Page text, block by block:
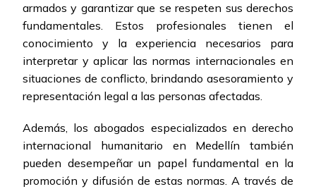
armados y garantizar que se respeten sus derechos
fundamentales. Estos profesionales tienen el
conocimiento y la experiencia necesarios para
interpretar y aplicar las normas internacionales en
situaciones de conflicto, brindando asesoramiento y
representación legal a las personas afectadas.
Además, los abogados especializados en derecho
internacional humanitario en Medellín también
pueden desempeñar un papel fundamental en la
promoción y difusión de estas normas. A través de